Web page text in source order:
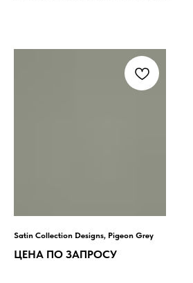
Satin Collection Designs, Pigeon Grey
ЦЕНА ПО ЗАПРОСУ